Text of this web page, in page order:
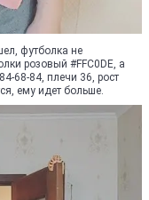
футболка не
розовый #FFC0DE, а
68-84, плечи 36, рост
ему идет больше.